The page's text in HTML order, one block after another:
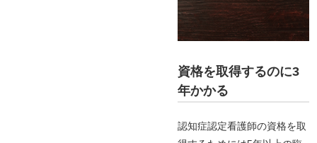
資格を取得するのに3
年かかる
認知症認定看護師の資格を取